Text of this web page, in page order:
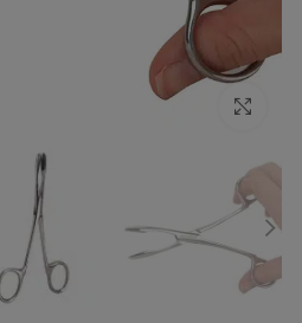
Click to enlarge